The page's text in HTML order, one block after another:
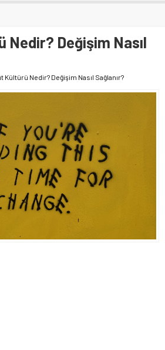
Nedir? Değişim Nasıl
Kültürü Nedir? Değişim Nasıl Sağlanır?